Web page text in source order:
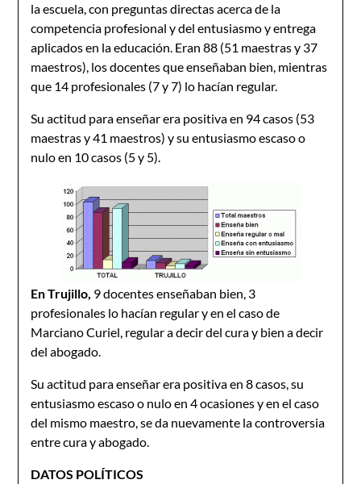
la escuela, con preguntas directas acerca de la
competencia profesional y del entusiasmo y entrega
aplicados en la educación. Eran 88 (51 maestras y 37
maestros), los docentes que enseñaban bien, mientras
que 14 profesionales (7 y 7) lo hacían regular.
Su actitud para enseñar era positiva en 94 casos (53
maestras y 41 maestros) y su entusiasmo escaso o
nulo en 10 casos (5 y 5).
En Trujillo, 9 docentes enseñaban bien, 3
profesionales lo hacían regular y en el caso de
Marciano Curiel, regular a decir del cura y bien a decir
del abogado.
Su actitud para enseñar era positiva en 8 casos, su
entusiasmo escaso o nulo en 4 ocasiones y en el caso
del mismo maestro, se da nuevamente la controversia
entre cura y abogado.
DATOS POLÍTICOS